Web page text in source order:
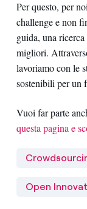
Per questo, per
challenge e non
guida, una
migliori.
lavoriamo con le
sostenibili per un
Vuoi far parte
questa pagina e
Open